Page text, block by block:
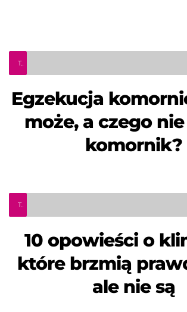
Teleinfo Pro Civium
Egzekucja
może, a czego
komornik?
Teleinfo Pro Civium
10 opowieści o
które brzmią
ale nie są